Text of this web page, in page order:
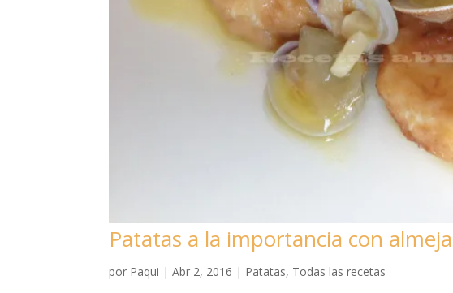
Patatas a la importancia con
por Paqui |Abr 2, 2016 | Patatas, Todas las recetas